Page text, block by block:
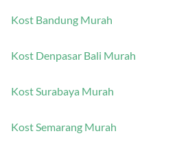
Kost Bandung Murah
Kost Denpasar Bali Murah
Kost Surabaya Murah
Kost Semarang Murah